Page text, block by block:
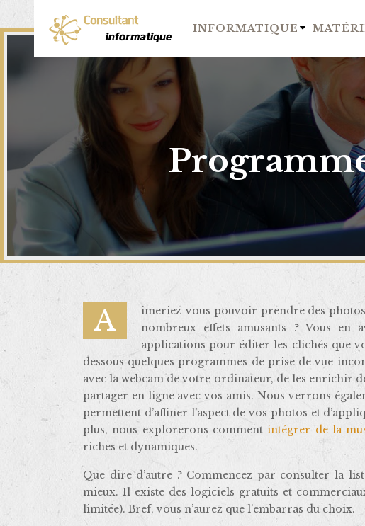
INFORMATIQUE
Aimeriez-vous pouvoir prendre des photos avec la webcam de votre PC et les personnaliser avec de
nombreux effets amusants ? Vous en
applications pour éditer les clichés que
dessous quelques programmes de prise de vue
avec la webcam de votre ordinateur, de les enrichir
partager en ligne avec vos amis. Nous verrons
permettent d’affiner l’aspect de vos photos et
plus, nous explorerons commentintégrer de la
riches et dynamiques.
Que dire d’autre ? Commencez par consulter la
mieux. Il existe des logiciels gratuits et
limitée). Bref, vous n’aurez que l’embarras du choix.